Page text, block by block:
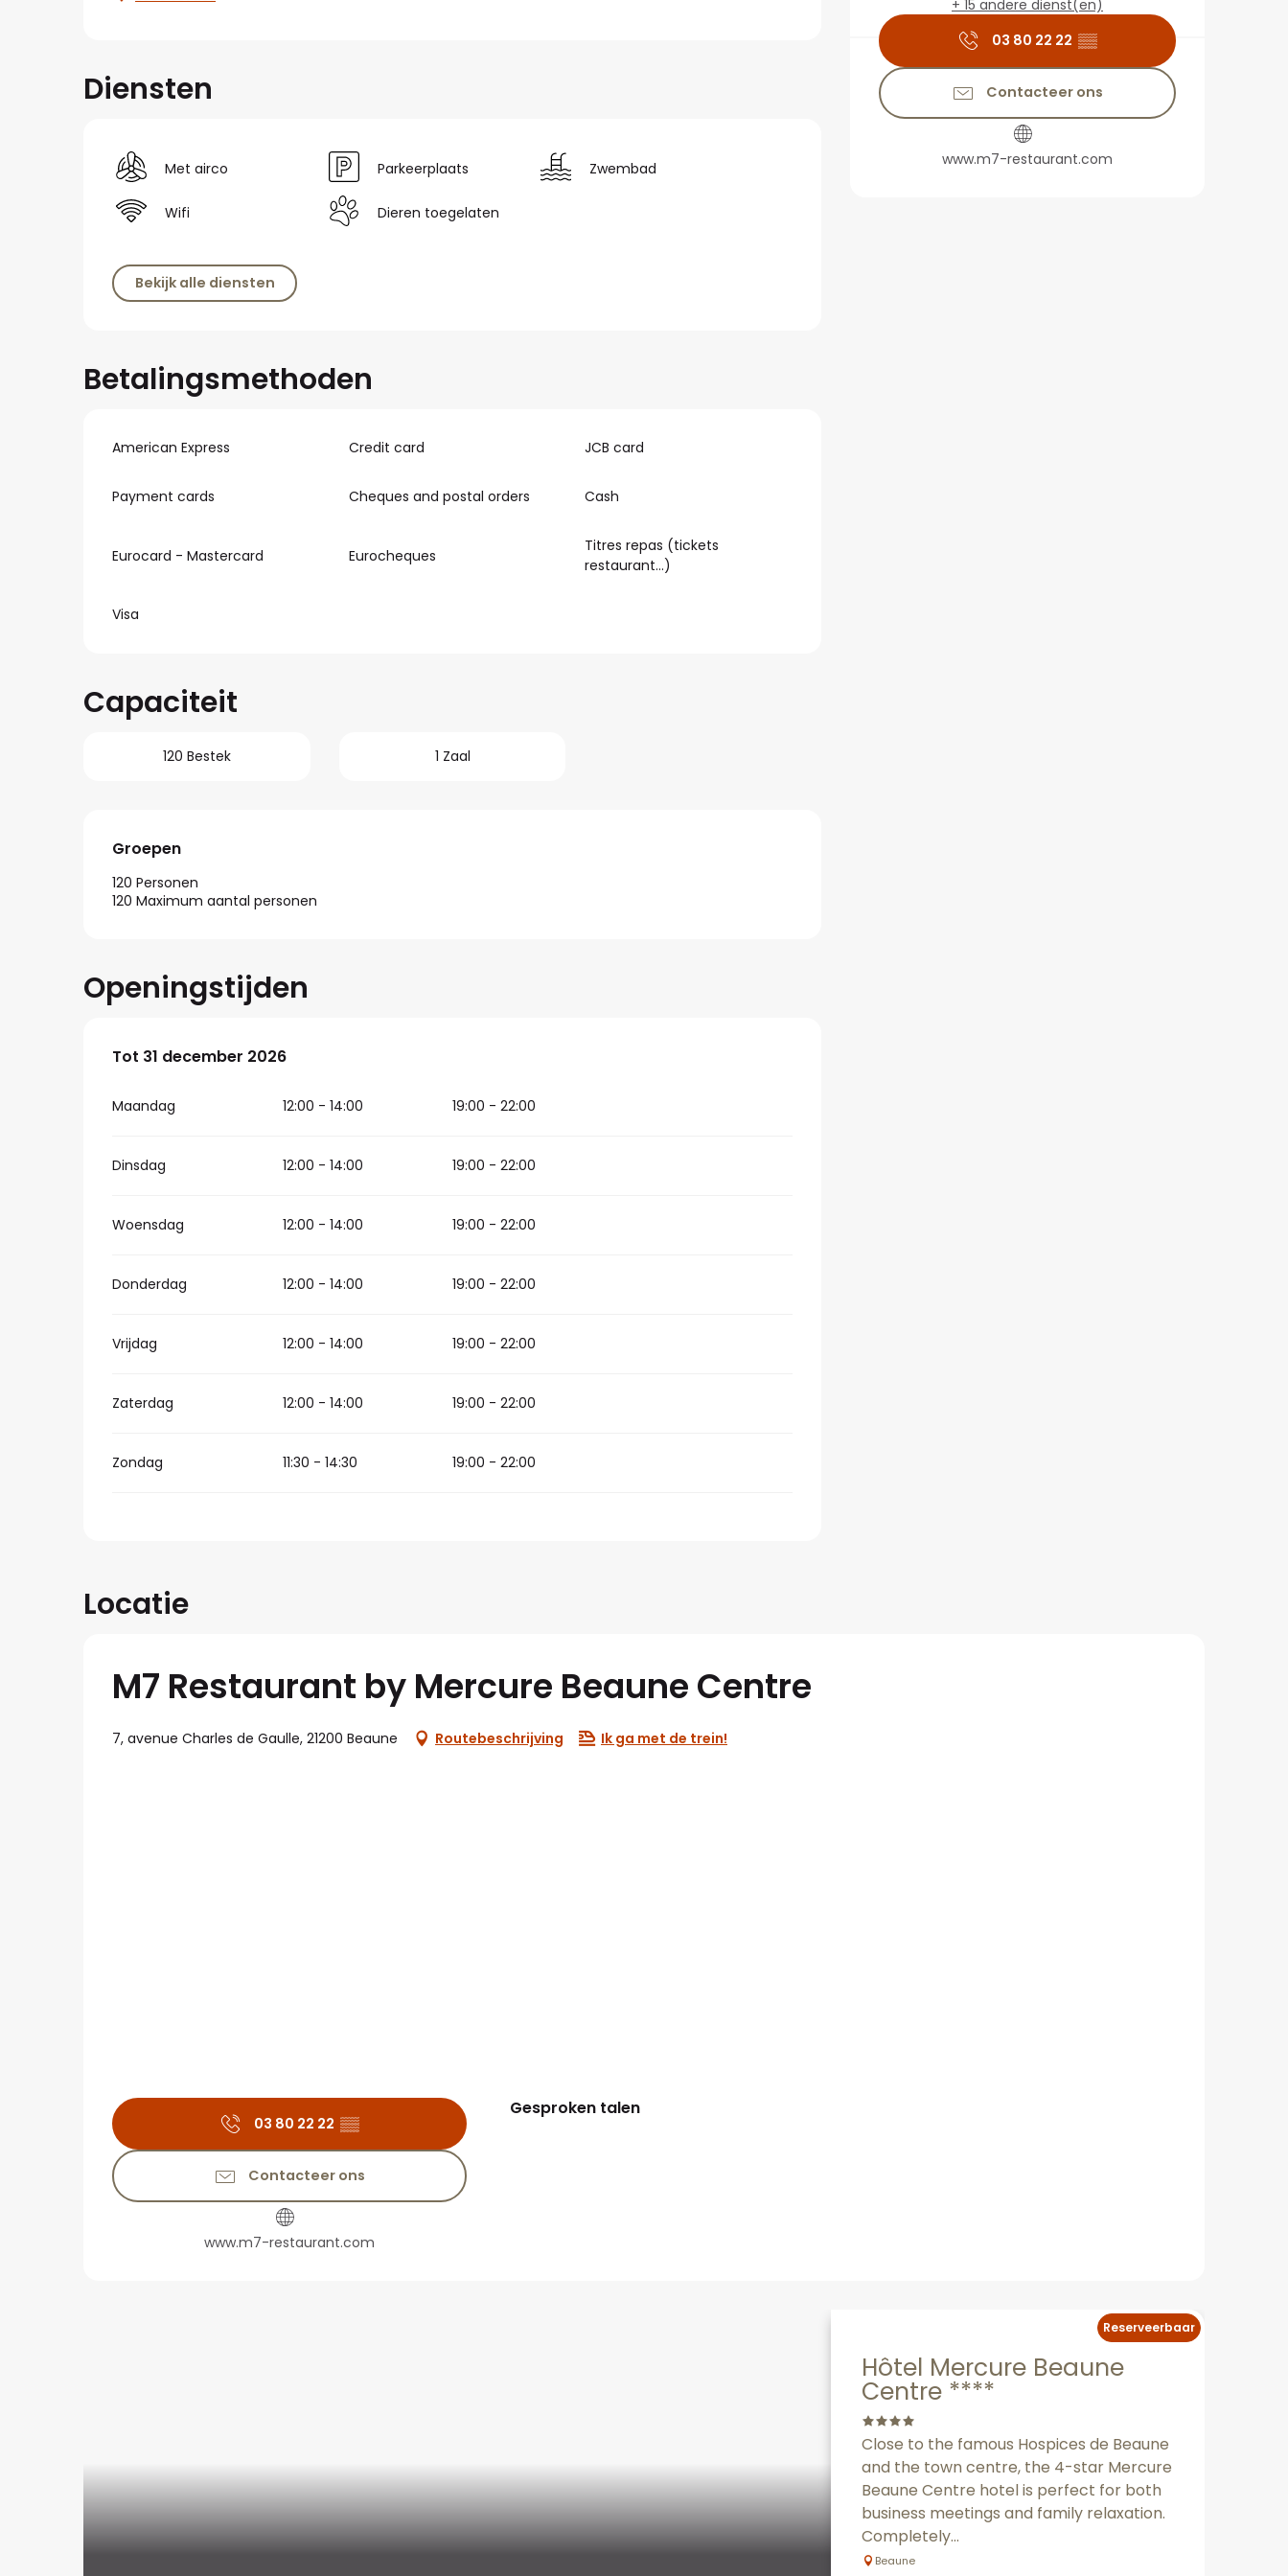
+ 15 andere dienst(en)
03 80 22 22 ▒▒
Contacteer ons
www.m7-restaurant.com
Diensten
Met airco Parkeerplaats Zwembad
Wifi Dieren toegelaten
Bekijk alle diensten
Betalingsmethoden
American Express Credit card JCB card
Payment cards Cheques and postal orders Cash
Eurocard - Mastercard Eurocheques
Titres repas (tickets
restaurant…)
Visa
Capaciteit
120 Bestek 1 Zaal
Groepen
Groepen
120 Personen
120 Maximum aantal personen
Openingstijden
Vanaf 2 januari 2026tot
Tot 31 december 2026
Maandag 12:00 - 14:00 19:00 - 22:00
Dinsdag 12:00 - 14:00 19:00 - 22:00
Woensdag 12:00 - 14:00 19:00 - 22:00
Donderdag 12:00 - 14:00 19:00 - 22:00
Vrijdag 12:00 - 14:00 19:00 - 22:00
Zaterdag 12:00 - 14:00 19:00 - 22:00
Zondag 11:30 - 14:30 19:00 - 22:00
Locatie
M7 Restaurant by Mercure Beaune Centre
7, avenue Charles de Gaulle, 21200 Beaune Routebeschrijving Ik ga met de trein!
03 80 22 22 ▒▒
Contacteer ons
www.m7-restaurant.com
Gesproken talen
Gesproken talen
Hôtel Mercure Beaune
Centre ****
Close to the famous Hospices de Beaune
and the town centre, the 4-star Mercure
Beaune Centre hotel is perfect for both
business meetings and family relaxation.
Completely...
Beaune
Reserveerbaar